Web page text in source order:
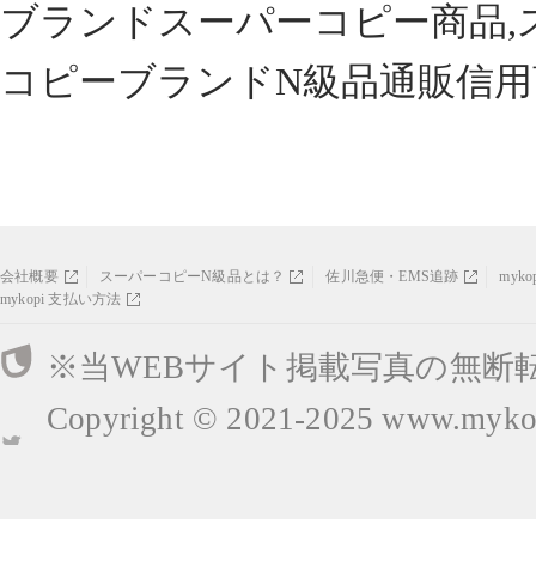
ブランドスーパーコピー商品
コピーブランドN級品通販信
会社概要 スーパーコピーN級品とは？ 佐川急便・EMS追跡
mykopi 支払い方法
※当WEBサイト掲載写真の無断
Copyright © 2021-2025